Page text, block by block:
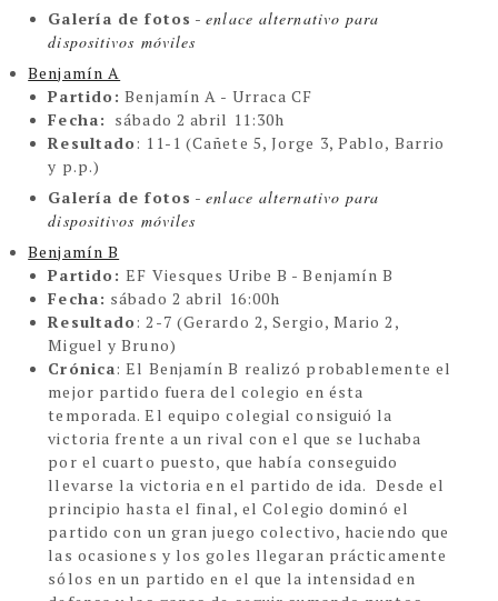
Galería de fotos -enlace alternativo para
dispositivos móviles
Benjamín A
Partido: Benjamín A - Urraca CF
Fecha: sábado 2 abril 11:30h
Resultado: 11-1 (Cañete 5, Jorge 3, Pablo, Barrio
y p.p.)
Galería de fotos -enlace alternativo para
dispositivos móviles
Benjamín B
Partido:EF Viesques Uribe B - Benjamín B
Fecha: sábado 2 abril 16:00h
Resultado: 2-7 (Gerardo 2, Sergio, Mario 2,
Miguel y Bruno)
Crónica: El Benjamín B realizó probablemente el
mejor partido fuera del colegio en ésta
temporada. El equipo colegial consiguió la
victoria frente a un rival con el que se luchaba
por el cuarto puesto, que había conseguido
llevarse la victoria en el partido de ida. Desde el
principio hasta el final, el Colegio dominó el
partido con un gran juego colectivo, haciendo que
las ocasiones y los goles llegaran prácticamente
sólos en un partido en el que la intensidad en